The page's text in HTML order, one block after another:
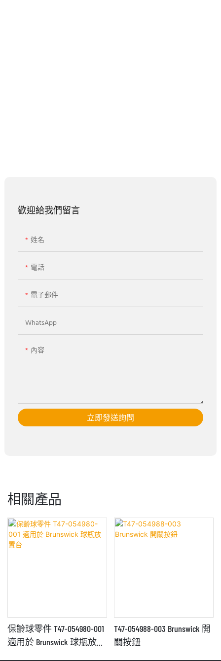
歡迎給我們留言
姓名
電話
電子郵件
WhatsApp
內容
立即發送詢問
相關產品
保齡球零件 T47-054980-001
適用於 Brunswick 球瓶放置
T47-054988-003 Brunswick 開
關按鈕